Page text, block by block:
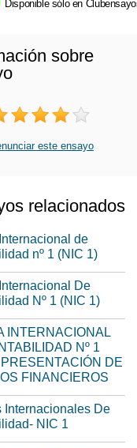
Disponible sólo en
sobre
este ensayo
relacionados
de
nº 1 (NIC 1)
De
Nº 1 (NIC 1)
INTERNACIONAL
Nº 1
DE
FINANCIEROS
Internacionales De
NIC 1